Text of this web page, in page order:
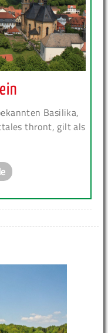
Basilika,
thront, gilt als